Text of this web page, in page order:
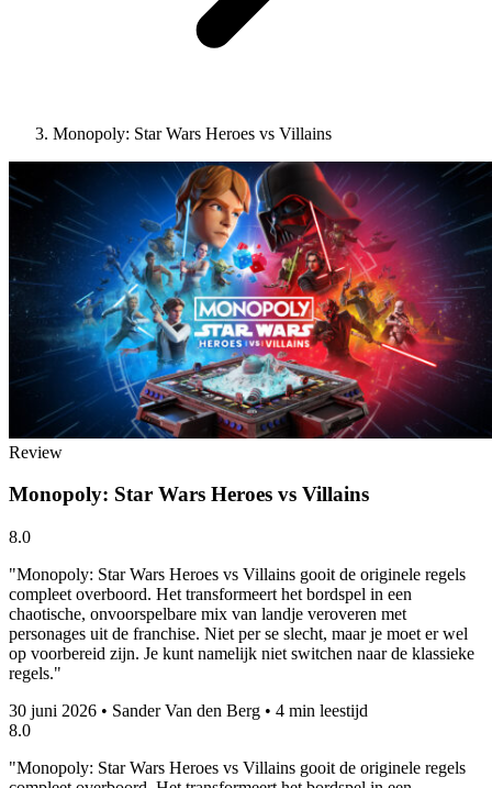
Monopoly: Star Wars Heroes vs Villains
Review
Monopoly: Star Wars Heroes vs Villains
8.0
"Monopoly: Star Wars Heroes vs Villains gooit de originele regels
compleet overboord. Het transformeert het bordspel in een
chaotische, onvoorspelbare mix van landje veroveren met
personages uit de franchise. Niet per se slecht, maar je moet er wel
op voorbereid zijn. Je kunt namelijk niet switchen naar de klassieke
regels."
30 juni 2026 • Sander Van den Berg • 4 min leestijd
8.0
"Monopoly: Star Wars Heroes vs Villains gooit de originele regels